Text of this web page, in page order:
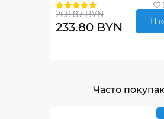
268.87 BYN
233.80 BYN В
Часто